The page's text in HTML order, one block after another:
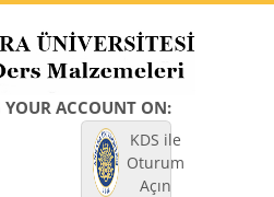
ACCOUNT ON:
KDS ile
Oturum
Açın